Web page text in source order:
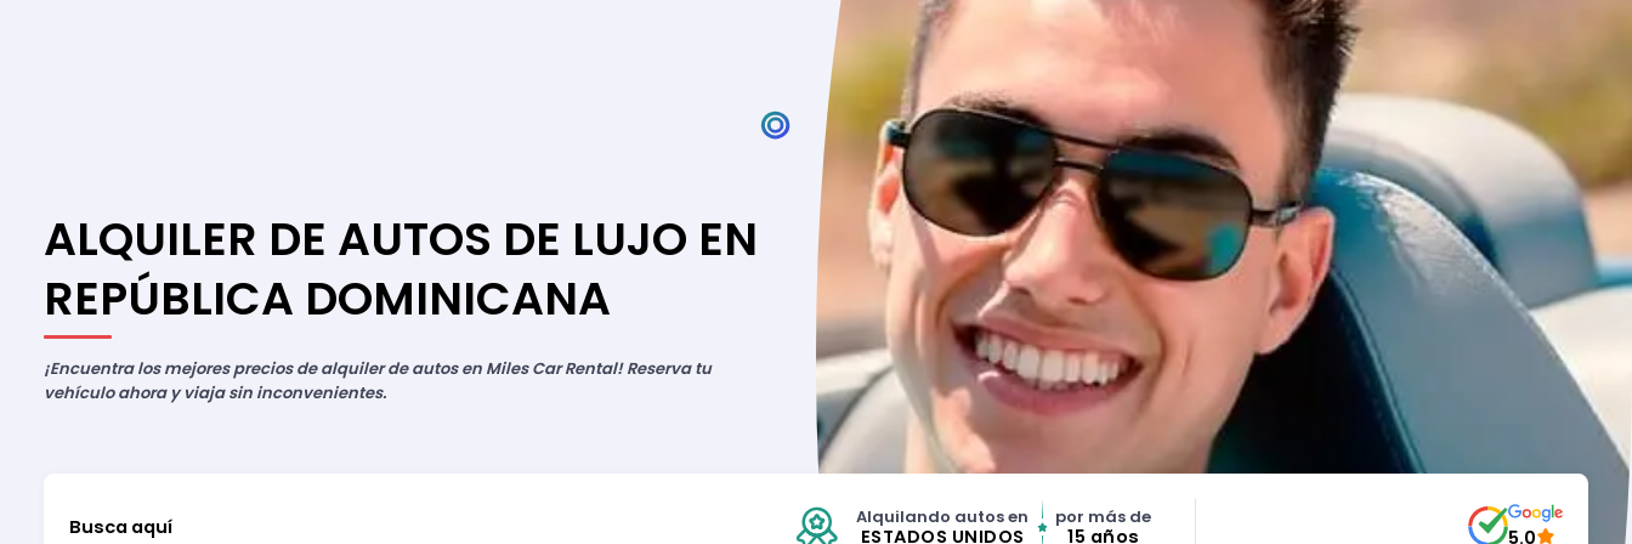
ALQUILER DE AUTOS DE LUJO EN
REPÚBLICA DOMINICANA
¡Encuentra los mejores precios de alquiler de autos en Miles Car Rental! Reserva tu
vehículo ahora y viaja sin inconvenientes.
Busca aquí Alquilando autos en
ESTADOS UNIDOS
por más de
15 años 5.0